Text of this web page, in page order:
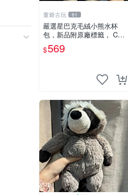
董爺古玩 61
嚴選星巴克毛絨小熊水杯
包，新品附原廠標籤， CO
NDITION 良好，詳情請參閱
商品圖片。 星巴克 毛絨小
$569